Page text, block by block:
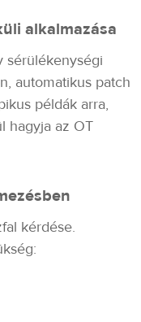
alkalmazása
sérülékenységi
automatikus patch
példák arra,
hagyja az OT
kérdése.